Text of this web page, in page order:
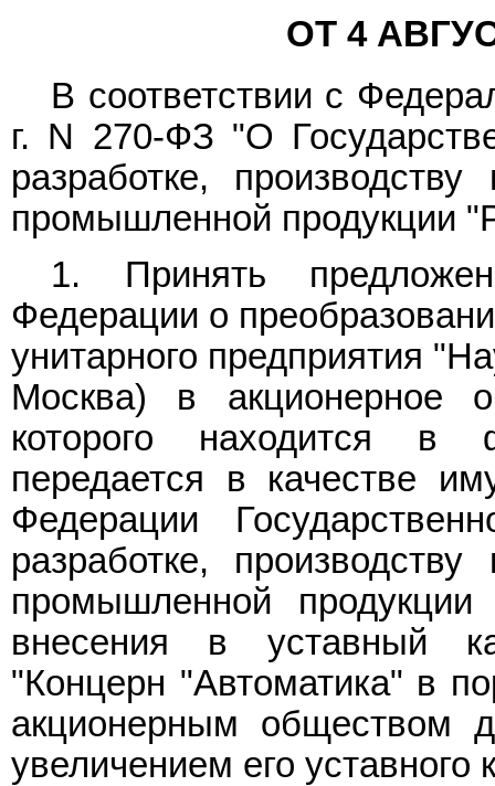
ОТ 4
В соответствии с
г. N 270-ФЗ "О
разработке,
промышленной продукции
1. Принять
Федерации о
унитарного предприятия
Москва) в акционерное
которого находится в
передается в качестве
Федерации
разработке,
промышленной
внесения в уставный
"Концерн "Автоматика" в
акционерным обществом
увеличением его уставного